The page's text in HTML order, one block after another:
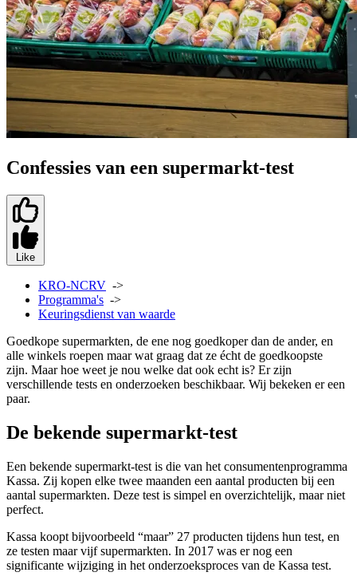
Confessies van een supermarkt-test
Like
KRO-NCRV ->
Programma's ->
Keuringsdienst van waarde
Goedkope supermarkten, de ene nog goedkoper dan de ander, en
alle winkels roepen maar wat graag dat ze écht de goedkoopste
zijn. Maar hoe weet je nou welke dat ook echt is? Er zijn
verschillende tests en onderzoeken beschikbaar. Wij bekeken er een
paar.
De bekende supermarkt-test
Een bekende supermarkt-test is die van het consumentenprogramma
Kassa. Zij kopen elke twee maanden een aantal producten bij een
aantal supermarkten. Deze test is simpel en overzichtelijk, maar niet
perfect.
Kassa koopt bijvoorbeeld “maar” 27 producten tijdens hun test, en
ze testen maar vijf supermarkten. In 2017 was er nog een
significante wijziging in het onderzoeksproces van de Kassa test.